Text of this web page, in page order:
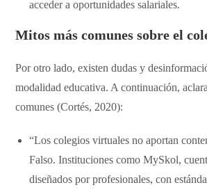
acceder a oportunidades salariales.
Mitos más comunes sobre el
Por otro lado, existen dudas y
modalidad educativa. A continuación,
comunes (Cortés, 2020):
“Los colegios virtuales no aportan
Falso. Instituciones como MySkol,
diseñados por profesionales, con